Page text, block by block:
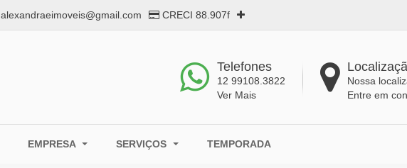
alexandraeimoveis@gmail.com CRECI 88.907f
Telefones
12 99108.3822
Ver Mais
Nossa
Entre em
EMPRESA SERVIÇOS TEMPORADA